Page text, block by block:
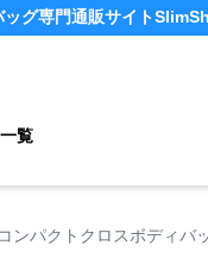
ッグ専門通販サイト
覧
ンパクトクロスボディバ